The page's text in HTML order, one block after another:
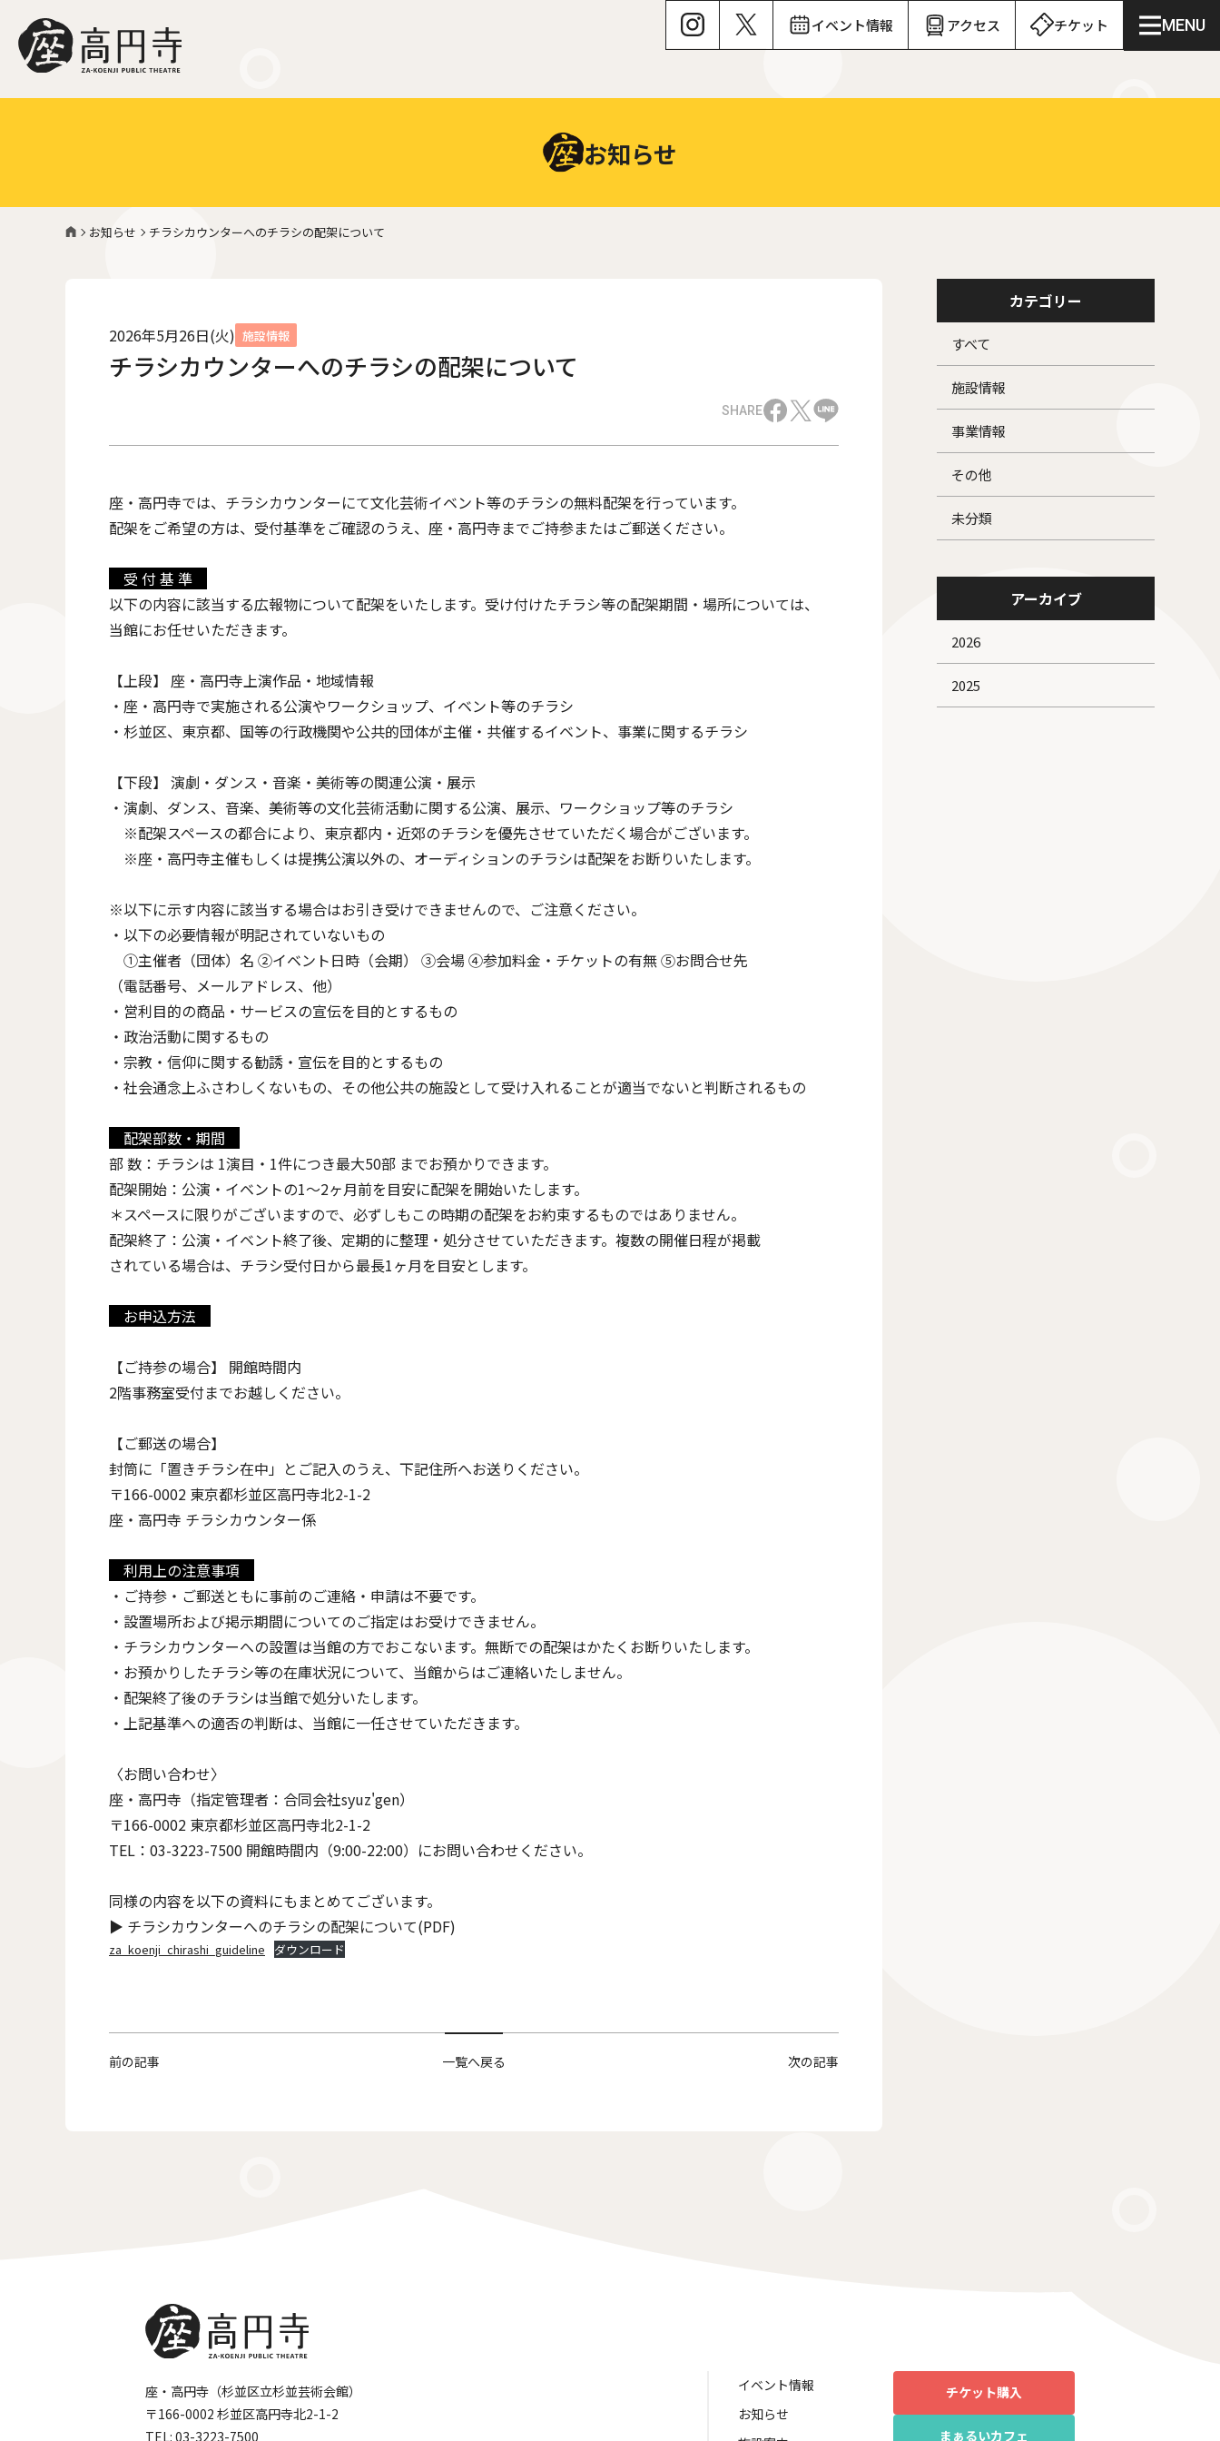
イベント情報 アクセス チケット MENU
お知らせ
お知らせ チラシカウンターへのチラシの配架について
2026年5月26日(火) 施設情報
チラシカウンターへのチラシの配架について
SHARE
座・高円寺では、チラシカウンターにて文化芸術イベント等のチラシの無料配架を行っています。
配架をご希望の方は、受付基準をご確認のうえ、座・高円寺までご持参またはご郵送ください。
受 付 基 準
以下の内容に該当する広報物について配架をいたします。受け付けたチラシ等の配架期間・場所については、
当館にお任せいただきます。
【上段】 座・高円寺上演作品・地域情報
・座・高円寺で実施される公演やワークショップ、イベント等のチラシ
・杉並区、東京都、国等の行政機関や公共的団体が主催・共催するイベント、事業に関するチラシ
【下段】 演劇・ダンス・音楽・美術等の関連公演・展示
・演劇、ダンス、音楽、美術等の文化芸術活動に関する公演、展示、ワークショップ等のチラシ
※配架スペースの都合により、東京都内・近郊のチラシを優先させていただく場合がございます。
※座・高円寺主催もしくは提携公演以外の、オーディションのチラシは配架をお断りいたします。
※以下に示す内容に該当する場合はお引き受けできませんので、ご注意ください。
・以下の必要情報が明記されていないもの
①主催者（団体）名 ②イベント日時（会期） ③会場 ④参加料金・チケットの有無 ⑤お問合せ先
（電話番号、メールアドレス、他）
・営利目的の商品・サービスの宣伝を目的とするもの
・政治活動に関するもの
・宗教・信仰に関する勧誘・宣伝を目的とするもの
・社会通念上ふさわしくないもの、その他公共の施設として受け入れることが適当でないと判断されるもの
配架部数・期間
部 数：チラシは 1演目・1件につき最大50部 までお預かりできます。
配架開始：公演・イベントの1〜2ヶ月前を目安に配架を開始いたします。
＊スペースに限りがございますので、必ずしもこの時期の配架をお約束するものではありません。
配架終了：公演・イベント終了後、定期的に整理・処分させていただきます。複数の開催日程が掲載
されている場合は、チラシ受付日から最長1ヶ月を目安とします。
お申込方法
【ご持参の場合】 開館時間内
2階事務室受付までお越しください。
【ご郵送の場合】
封筒に「置きチラシ在中」とご記入のうえ、下記住所へお送りください。
〒166-0002 東京都杉並区高円寺北2-1-2
座・高円寺 チラシカウンター係
利用上の注意事項
・ご持参・ご郵送ともに事前のご連絡・申請は不要です。
・設置場所および掲示期間についてのご指定はお受けできません。
・チラシカウンターへの設置は当館の方でおこないます。無断での配架はかたくお断りいたします。
・お預かりしたチラシ等の在庫状況について、当館からはご連絡いたしません。
・配架終了後のチラシは当館で処分いたします。
・上記基準への適否の判断は、当館に一任させていただきます。
〈お問い合わせ〉
座・高円寺（指定管理者：合同会社syuz'gen）
〒166-0002 東京都杉並区高円寺北2-1-2
TEL：03-3223-7500 開館時間内（9:00-22:00）にお問い合わせください。
同様の内容を以下の資料にもまとめてございます。
▶ チラシカウンターへのチラシの配架について(PDF)
za_koenji_chirashi_guideline ダウンロード
前の記事 一覧へ戻る 次の記事
カテゴリー
すべて
施設情報
事業情報
その他
未分類
アーカイブ
2026
2025
座・高円寺（杉並区立杉並芸術会館）
〒166-0002 杉並区高円寺北2-1-2
TEL: 03-3223-7500
イベント情報
お知らせ
チケット購入
まぁるいカフェ